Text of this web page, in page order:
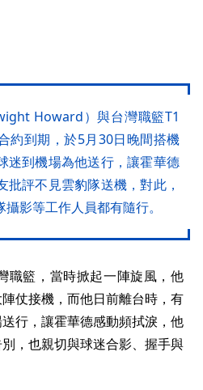
Howard）與台灣職籃T1
約到期，於5月30日晚間搭機
迷到機場為他送行，讓霍華德
評不見雲豹隊送機，對此，
影等工作人員都有隨行。
職籃，當時掀起一陣旋風，他
仗接機，而他日前離台時，有
行，讓霍華德感動頻拭淚，他
，也親切與球迷合影、握手與